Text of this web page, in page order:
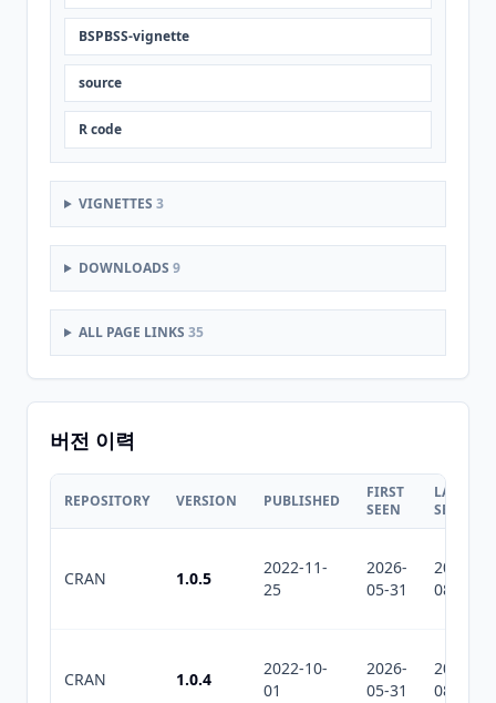
BSPBSS-vignette
source
R code
VIGNETTES 3
DOWNLOADS 9
ALL PAGE LINKS 35
버전 이력
REPOSITORY VERSION PUBLISHED
FIRST
SEEN
LAST
SEEN
CRAN 1.0.5
2022-11-
25
2026-
05-31
2026-
08-09
CRAN 1.0.4
2022-10-
01
2026-
05-31
2026-
08-09